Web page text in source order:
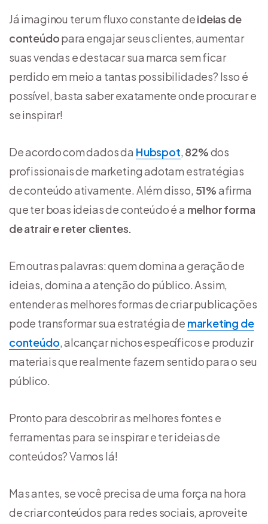
Já imaginou ter um fluxo constante deideias de
conteúdopara engajar seus clientes, aumentar
suas vendas e destacar sua marca sem ficar
perdido em meio a tantas possibilidades? Isso é
possível, basta saber exatamente onde procurar e
se inspirar!
De acordo com dados da Hubspot, 82%dos
profissionais de marketing adotam estratégias
de conteúdo ativamente. Além disso, 51%afirma
que ter boas ideias de conteúdo é a melhor forma
de atrair e reter clientes.
Em outras palavras: quem domina a geração de
ideias, domina a atenção do público. Assim,
entender as melhores formas de criar publicações
pode transformar sua estratégia de marketing de
conteúdo, alcançar nichos específicos e produzir
materiais que realmente fazem sentido para o seu
público.
Pronto para descobrir as melhores fontes e
ferramentas para se inspirar e ter ideias de
conteúdos? Vamos lá!
Mas antes, se você precisa de uma força na hora
de criar conteúdos para redes sociais, aproveite